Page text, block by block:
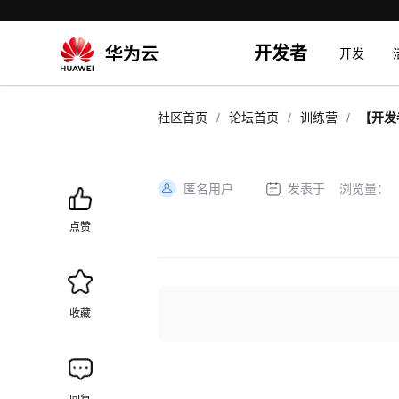
开发者 开发
社区首页 / 论坛首页 / 训练营 /
【开
点赞
收藏
匿名用户 发表于 浏览量：